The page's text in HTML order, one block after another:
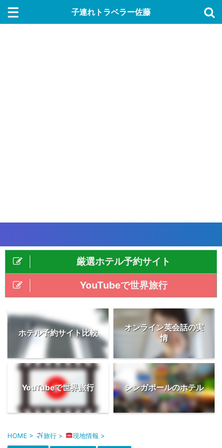
子連れトラベラー佐藤
厳選ホテル予約サイト
YouTubeで世界旅行
ホテル予約サイト比較
オンライン英会話の実
情
YouTubeで世界旅行 シンガポールのホテル
HOME > 旅行 > 現地情報 >